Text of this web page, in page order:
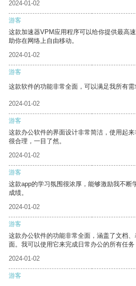
2024-01-02
游客
这款加速器VPM应用程序可以给你提供最高
助你在网络上自由移动。
2024-01-02
游客
这款软件的功能非常全面，可以满足我所有需
2024-01-02
游客
这款办公软件的界面设计非常简洁，使用起
很合理，一目了然。
2024-01-02
游客
这款app的学习氛围很浓厚，能够激励我不断
成绩。
2024-01-02
游客
这款办公软件的功能非常全面，涵盖了文档
面。我可以使用它来完成日常办公的所有任务
2024-01-02
游客